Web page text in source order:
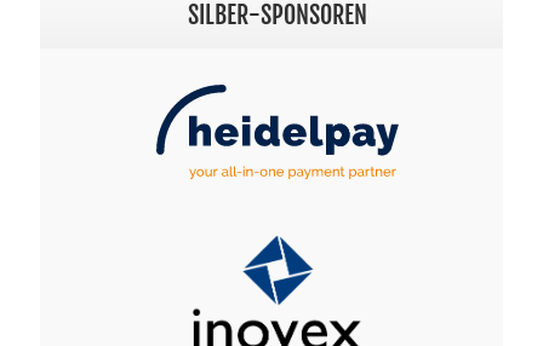
SILBER-SPONSOREN